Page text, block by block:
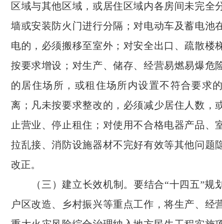
区域与其他区域，或居住区域内各房间未完全
墙或安装防火门进行分隔；对电动车及蓄电池
电的，必须搬移至室外；对安全出口、疏散楼
按要求增设；对生产、储存、经营易燃易爆危
的居住场所，或租住场所内设置不符合要求
离；凡未按要求整改的，必须减少居住人数，
止营业、停止租住；对使用不合格电器产品、
拉乱接、消防设施器材不完好有效等其他问题
改正。
（三）建立长效机制。要结合“十四五”规
户区改造、乡村振兴等重点工作，将生产、经